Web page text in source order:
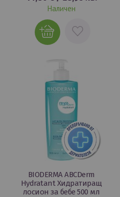
Наличен
ДОБАВИ
BIODERMA ABCDerm
Hydratant Хидратиращ
лосион за бебе 500 мл